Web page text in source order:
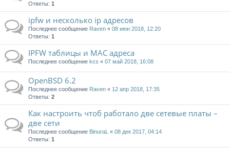
Ответы: 1
ipfw и несколько ip адресов
Последнее сообщение Raven « 08 июн 2018, 12:20
Ответы: 1
IPFW таблицы и MAC адреса
Последнее сообщение kcs « 07 май 2018, 16:08
OpenBSD 6.2
Последнее сообщение Raven « 12 апр 2018, 17:35
Ответы: 2
Как настроить чтоб работало две сетевые платы –
две сети
Последнее сообщение BinuraL « 08 дек 2017, 04:14
Ответы: 1